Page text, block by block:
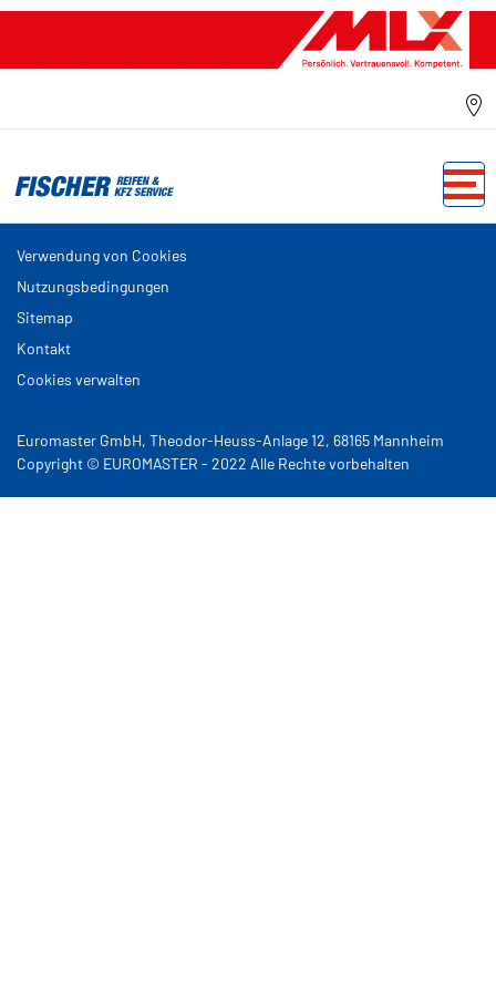
Verwendung von Cookies
Nutzungsbedingungen
Sitemap
Kontakt
Cookies verwalten
Euromaster GmbH, Theodor-Heuss-Anlage 12, 68165 Mannheim
Copyright © EUROMASTER - 2022 Alle Rechte vorbehalten